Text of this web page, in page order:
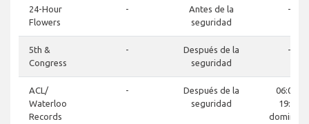
24-Hour
Flowers
-
Antes de la
seguridad
-
5th &
Congress
-
Después de la
seguridad
-
ACL/
Waterloo
Records
-
Después de la
seguridad
06:00 -
19:00
domingo-